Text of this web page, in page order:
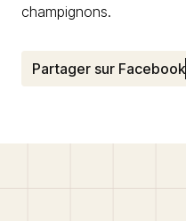
champignons.
Partager sur Facebook